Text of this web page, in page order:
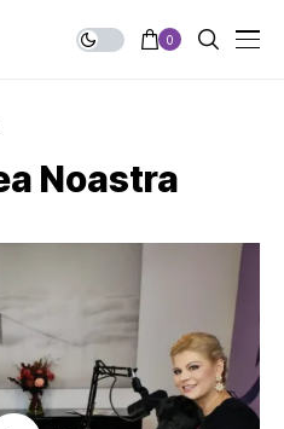
0
Noastra